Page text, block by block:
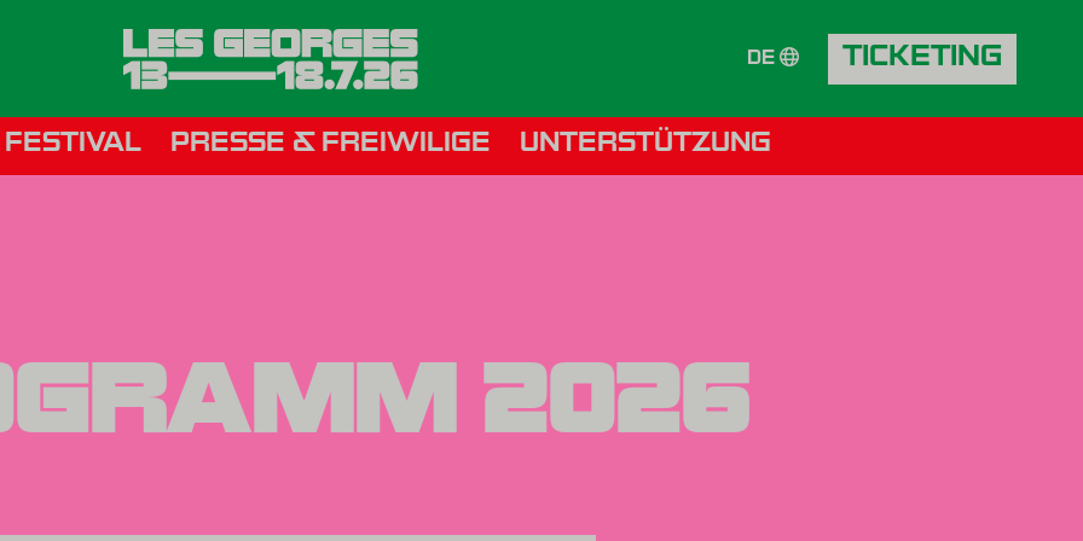
DE TICKETING
PRESSE & FREIWILIGE UNTERSTÜTZUNG
2026